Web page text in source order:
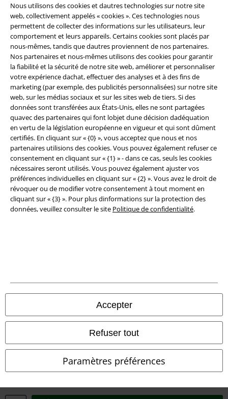
Nous utilisons des cookies et dautres technologies sur notre site
web, collectivement appelés « cookies ». Ces technologies nous
permettent de collecter des informations sur les utilisateurs, leur
comportement et leurs appareils. Certains cookies sont placés par
nous-mêmes, tandis que dautres proviennent de nos partenaires.
Nos partenaires et nous-mêmes utilisons des cookies pour garantir
la fiabilité et la sécurité de notre site web, améliorer et personnaliser
votre expérience dachat, effectuer des analyses et à des fins de
marketing (par exemple, des publicités personnalisées) sur notre site
web, sur les médias sociaux et sur les sites web de tiers. Si des
données sont transférées aux États-Unis, elles ne sont partagées
quavec des partenaires qui font lobjet dune décision dadéquation
en vertu de la législation européenne en vigueur et qui sont dûment
certifiés. En cliquant sur « {0} », vous acceptez que nous et nos
partenaires utilisions des cookies. Vous pouvez également refuser ce
consentement en cliquant sur « {1} » - dans ce cas, seuls les cookies
nécessaires seront utilisés. Vous pouvez également ajuster vos
préférences individuelles en cliquant sur « {2} ». Vous avez le droit de
révoquer ou de modifier votre consentement à tout moment en
cliquant sur « {3} ». Pour plus dinformations sur la protection des
données, veuillez consulter le site Politique de confidentialité.
Accepter
Refuser tout
Paramètres préférences
Légal
Conditions générales
Éditeur
Clauses de confidentialité
Élimination des déchets et protection de l'environnement
Déclaration de Conformité
Informations sur l'accessibilité
Boutiques en ligne EMP
EMP France